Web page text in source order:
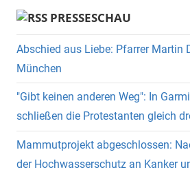
PRESSESCHAU
Abschied aus Liebe: Pfarrer Martin
München
"Gibt keinen anderen Weg": In
schließen die Protestanten gleich
Mammutprojekt abgeschlossen:
der Hochwasserschutz an Kanker